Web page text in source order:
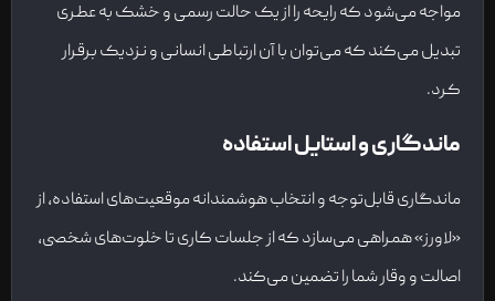
مواجه می‌شود که رایحه را از یک حالت رسمی و خشک به عطری
تبدیل می‌کند که می‌توان با آن ارتباطی انسانی و نزدیک برقرار
کرد.
ماندگاری و استایل استفاده
ماندگاری قابل‌توجه و انتخاب هوشمندانه موقعیت‌های استفاده، از
«لاورز» همراهی می‌سازد که از جلسات کاری تا خلوت‌های شخصی،
اصالت و وقار شما را تضمین می‌کند.